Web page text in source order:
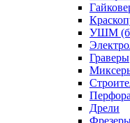
УШМ
Граверы
Дрели